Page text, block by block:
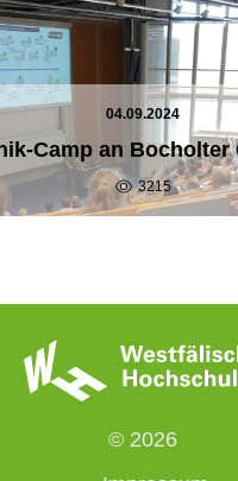
04.09.2024
Camp an
3215
© 2026